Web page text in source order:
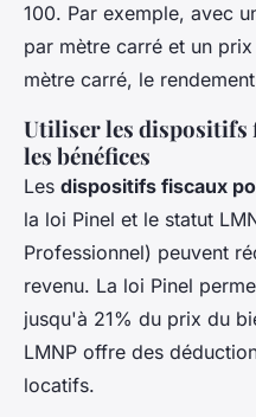
100. Par exemple, avec
par mètre carré et un
mètre carré, le
Utiliser les dispositifs
les bénéfices
Les dispositifs fiscaux
la loi Pinel et le statut
Professionnel) peuvent
revenu. La loi Pinel
jusqu'à 21% du prix du
LMNP offre des
locatifs.